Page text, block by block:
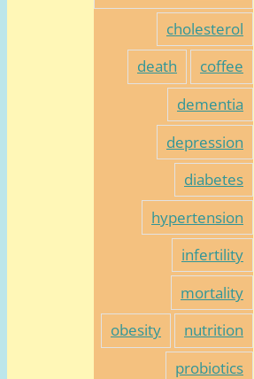
cholesterol
coffee
death
dementia
depression
diabetes
hypertension
infertility
mortality
nutrition
obesity
probiotics